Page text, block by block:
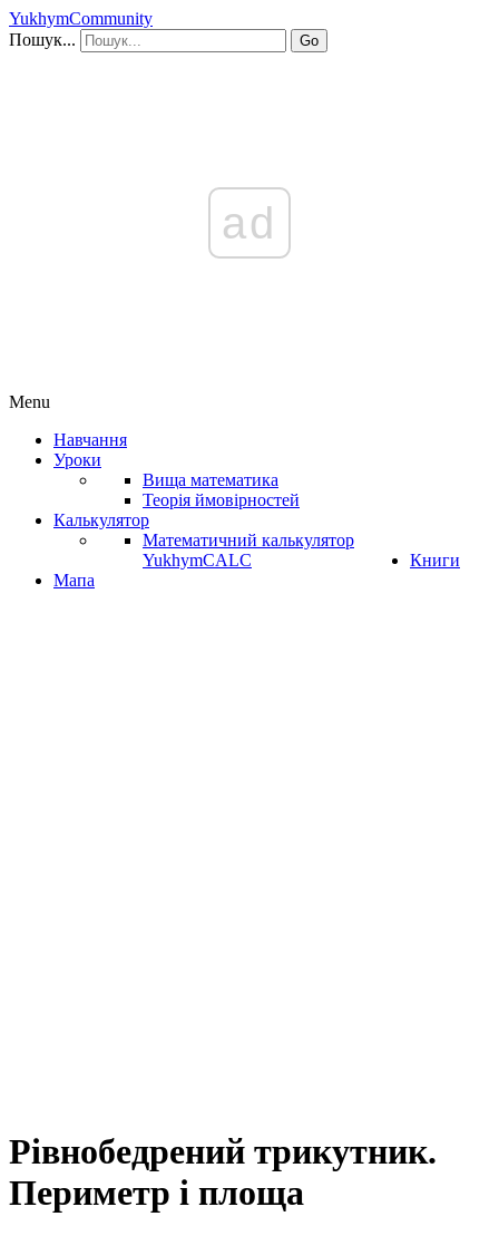
YukhymCommunity
Пошук...
Go
ad
Menu
Навчання
Уроки
Вища математика
Теорія ймовірностей
Калькулятор
Математичний калькулятор
YukhymCALC
Книги
Мапа
Рівнобедрений трикутник.
Периметр і площа